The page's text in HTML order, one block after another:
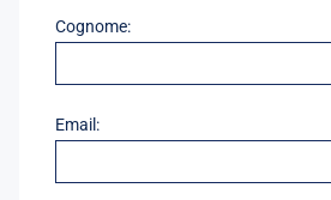
Cognome:
Email: